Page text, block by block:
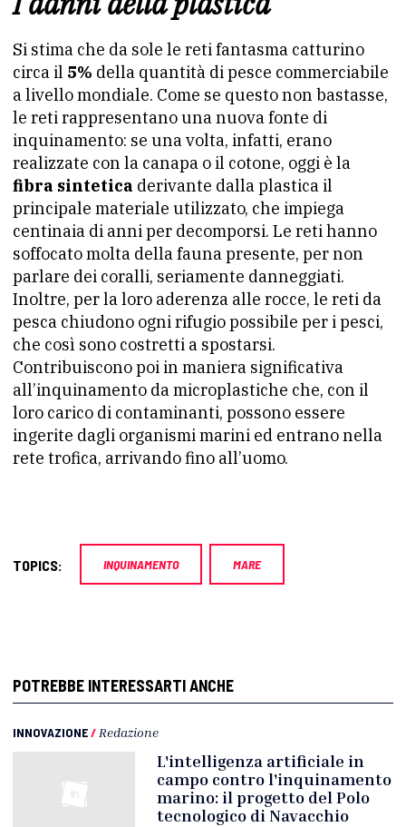
Si stima che da sole le reti fantasma catturino
circa il 5% della quantità di pesce commerciabile
a livello mondiale. Come se questo non bastasse,
le reti rappresentano una nuova fonte di
inquinamento: se una volta, infatti, erano
realizzate con la canapa o il cotone, oggi è la
fibra sintetica derivante dalla plastica il
principale materiale utilizzato, che impiega
centinaia di anni per decomporsi. Le reti hanno
soffocato molta della fauna presente, per non
parlare dei coralli, seriamente danneggiati.
Inoltre, per la loro aderenza alle rocce, le reti da
pesca chiudono ogni rifugio possibile per i pesci,
che così sono costretti a spostarsi.
Contribuiscono poi in maniera significativa
all’inquinamento da microplastiche che, con il
loro carico di contaminanti, possono essere
ingerite dagli organismi marini ed entrano nella
rete trofica, arrivando fino all’uomo.
TOPICS: INQUINAMENTO MARE
POTREBBE INTERESSARTI ANCHE
INNOVAZIONE/ Redazione
L'intelligenza artificiale in
campo contro l'inquinamento
marino: il progetto del Polo
tecnologico di Navacchio